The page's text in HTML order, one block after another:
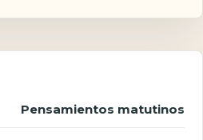
Pensamientos matutinos